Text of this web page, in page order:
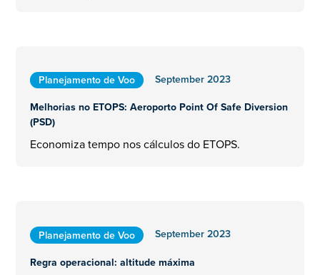
Planejamento de Voo
September 2023
Melhorias no ETOPS: Aeroporto Point Of Safe Diversion
(PSD)
Economiza tempo nos cálculos do ETOPS.
Planejamento de Voo
September 2023
Regra operacional: altitude máxima